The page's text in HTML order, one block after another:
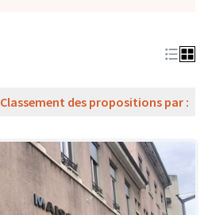
Classement des propositions par :